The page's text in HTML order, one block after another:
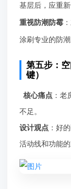
基层后，应重
重视防潮防霉
涂刷专业的防
第五步：
键）
核心痛点：老
不足。
设计观点 ：好
活动线和功能的